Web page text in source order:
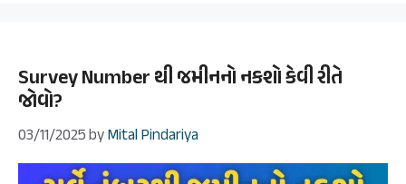
Survey Number થી જમીનનો નકશો કેવી રીતે
જોવો?
03/11/2025byMital Pindariya